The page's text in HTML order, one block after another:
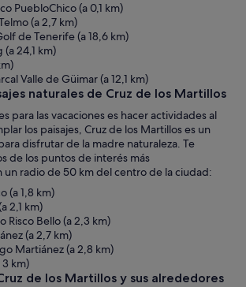
PuebloChico (a 0,1 km)
(a 2,7 km)
de Tenerife (a 18,6 km)
24,1 km)
Valle de Güimar (a 12,1 km)
naturales de Cruz de los Martillos
para las vacaciones es hacer actividades al
los paisajes, Cruz de los Martillos es un
disfrutar de la madre naturaleza. Te
de los puntos de interés más
un radio de 50 km del centro de la ciudad:
(a 1,8 km)
2,1 km)
Risco Bello (a 2,3 km)
(a 2,7 km)
Martiánez (a 2,8 km)
3 km)
de los Martillos y sus alrededores